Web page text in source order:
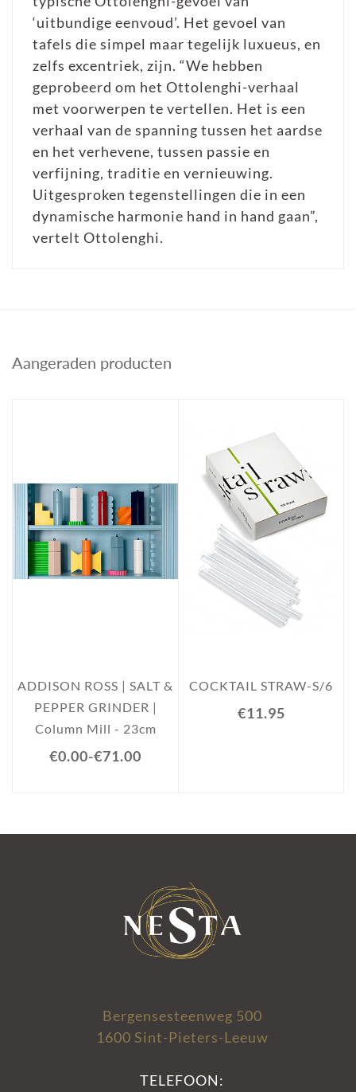
‘uitbundige eenvoud’. Het gevoel van
tafels die simpel maar tegelijk luxueus, en
zelfs excentriek, zijn. “We hebben
geprobeerd om het Ottolenghi-verhaal
met voorwerpen te vertellen. Het is een
verhaal van de spanning tussen het aardse
en het verhevene, tussen passie en
verfijning, traditie en vernieuwing.
Uitgesproken tegenstellingen die in een
dynamische harmonie hand in hand gaan”,
vertelt Ottolenghi.
Aangeraden producten
ADDISON ROSS | SALT &
PEPPER GRINDER |
Column Mill - 23cm
€0.00-€71.00
COCKTAIL STRAW-S/6
€11.95
Bergensesteenweg 500
1600 Sint-Pieters-Leeuw
TELEFOON: